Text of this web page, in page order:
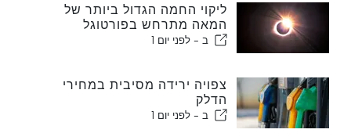
ליקוי החמה הגדול ביותר של
המאה מתרחש בפורטוגל
ב - לפני יום 1
צפויה ירידה מסיבית במחירי
הדלק
ב - לפני יום 1